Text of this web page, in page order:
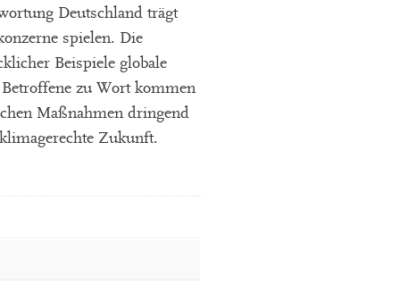
Deutschland trägt
spielen. Die
Beispiele globale
zu Wort kommen
Maßnahmen dringend
Zukunft.